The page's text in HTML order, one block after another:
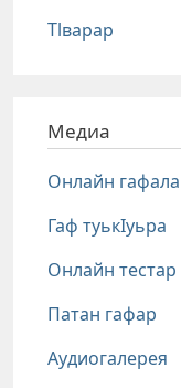
Тlварар
Медиа
Онлайн
Гаф туькIуьра
Онлайн тестар
Патан гафар
Аудиогалерея